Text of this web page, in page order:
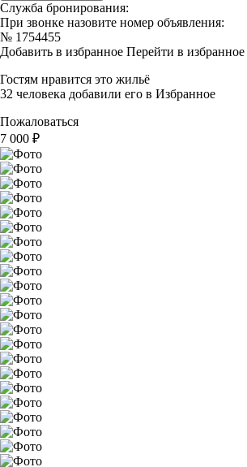
Служба бронирования:
При звонке назовите номер объявления:
№ 1754455
Добавить в избранное Перейти в избранное
Гостям нравится это жильё
32 человека добавили его в Избранное
Пожаловаться
7 000 ₽